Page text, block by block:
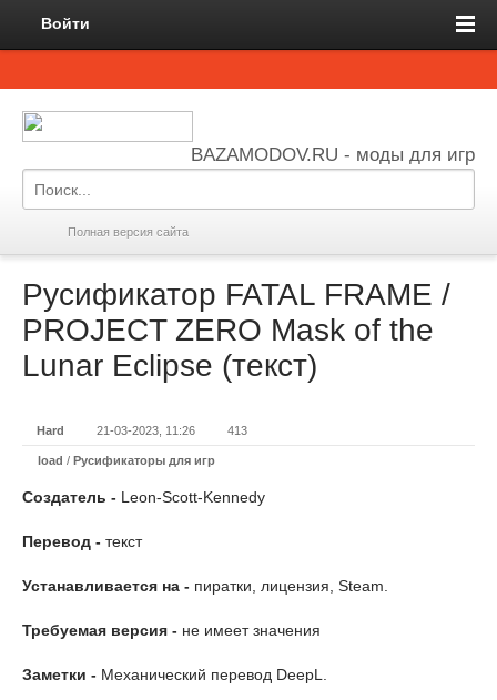
Войти
BAZAMODOV.RU - моды для игр
Полная версия сайта
Русификатор FATAL FRAME /
PROJECT ZERO Mask of the
Lunar Eclipse (текст)
Hard 21-03-2023, 11:26 413
load / Русификаторы для игр
Создатель - Leon-Scott-Kennedy
Перевод - текст
Устанавливается на - пиратки, лицензия, Steam.
Требуемая версия - не имеет значения
Заметки - Механический перевод DeepL.